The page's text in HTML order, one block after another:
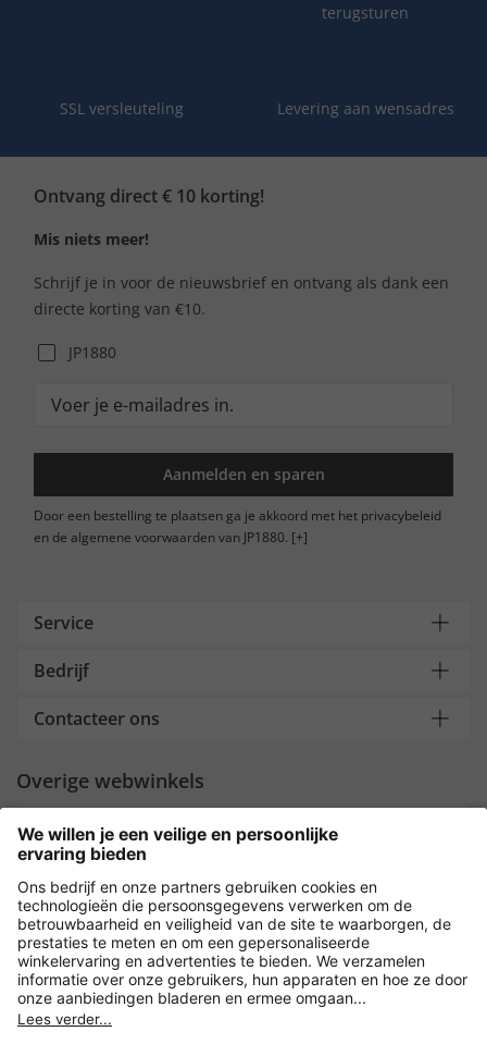
terugsturen
SSL versleuteling Levering aan wensadres
Ontvang direct € 10 korting!
Mis niets meer!
Schrijf je in voor de nieuwsbrief en ontvang als dank een
directe korting van €10.
JP1880
Aanmelden en sparen
Door een bestelling te plaatsen ga je akkoord met het privacybeleid
en de algemene voorwaarden van JP1880. [+]
Service
Bedrijf
Contacteer ons
Overige webwinkels
Nederland
Payment and Delivery
Versleuteling met